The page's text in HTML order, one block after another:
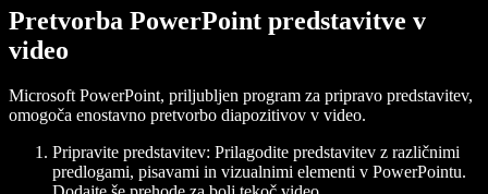
Pretvorba PowerPoint predstavitve v
video
Microsoft PowerPoint, priljubljen program za pripravo predstavitev,
omogoča enostavno pretvorbo diapozitivov v video.
Pripravite predstavitev: Prilagodite predstavitev z različnimi
predlogami, pisavami in vizualnimi elementi v PowerPointu.